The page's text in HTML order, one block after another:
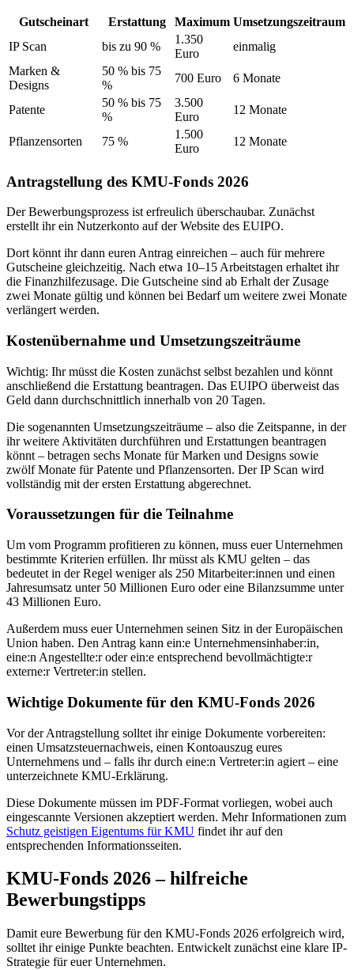
Gutscheinart Erstattung Maximum Umsetzungszeitraum
IP Scan
bis zu 90 %
1.350
Euro
einmalig
Marken &
Designs
50 % bis 75
%
700 Euro 6 Monate
Patente
50 % bis 75
%
3.500
Euro
12 Monate
Pflanzensorten 75 %
1.500
Euro
12 Monate
Antragstellung des KMU-Fonds 2026
Der Bewerbungsprozess ist erfreulich überschaubar. Zunächst
erstellt ihr ein Nutzerkonto auf der Website des EUIPO.
Dort könnt ihr dann euren Antrag einreichen – auch für mehrere
Gutscheine gleichzeitig. Nach etwa 10–15 Arbeitstagen erhaltet ihr
die Finanzhilfezusage. Die Gutscheine sind ab Erhalt der Zusage
zwei Monate gültig und können bei Bedarf um weitere zwei Monate
verlängert werden.
Kostenübernahme und Umsetzungszeiträume
Wichtig: Ihr müsst die Kosten zunächst selbst bezahlen und könnt
anschließend die Erstattung beantragen. Das EUIPO überweist das
Geld dann durchschnittlich innerhalb von 20 Tagen.
Die sogenannten Umsetzungszeiträume – also die Zeitspanne, in der
ihr weitere Aktivitäten durchführen und Erstattungen beantragen
könnt – betragen sechs Monate für Marken und Designs sowie
zwölf Monate für Patente und Pflanzensorten. Der IP Scan wird
vollständig mit der ersten Erstattung abgerechnet.
Voraussetzungen für die Teilnahme
Um vom Programm profitieren zu können, muss euer Unternehmen
bestimmte Kriterien erfüllen. Ihr müsst als KMU gelten – das
bedeutet in der Regel weniger als 250 Mitarbeiter:innen und einen
Jahresumsatz unter 50 Millionen Euro oder eine Bilanzsumme unter
43 Millionen Euro.
Außerdem muss euer Unternehmen seinen Sitz in der Europäischen
Union haben. Den Antrag kann ein:e Unternehmensinhaber:in,
eine:n Angestellte:r oder ein:e entsprechend bevollmächtigte:r
externe:r Vertreter:in stellen.
Wichtige Dokumente für den KMU-Fonds 2026
Vor der Antragstellung solltet ihr einige Dokumente vorbereiten:
einen Umsatzsteuernachweis, einen Kontoauszug eures
Unternehmens und – falls ihr durch eine:n Vertreter:in agiert – eine
unterzeichnete KMU-Erklärung.
Diese Dokumente müssen im PDF-Format vorliegen, wobei auch
eingescannte Versionen akzeptiert werden. Mehr Informationen zum
Schutz geistigen Eigentums für KMU findet ihr auf den
entsprechenden Informationsseiten.
KMU-Fonds 2026 – hilfreiche
Bewerbungstipps
Damit eure Bewerbung für den KMU-Fonds 2026 erfolgreich wird,
solltet ihr einige Punkte beachten. Entwickelt zunächst eine klare IP-
Strategie für euer Unternehmen.